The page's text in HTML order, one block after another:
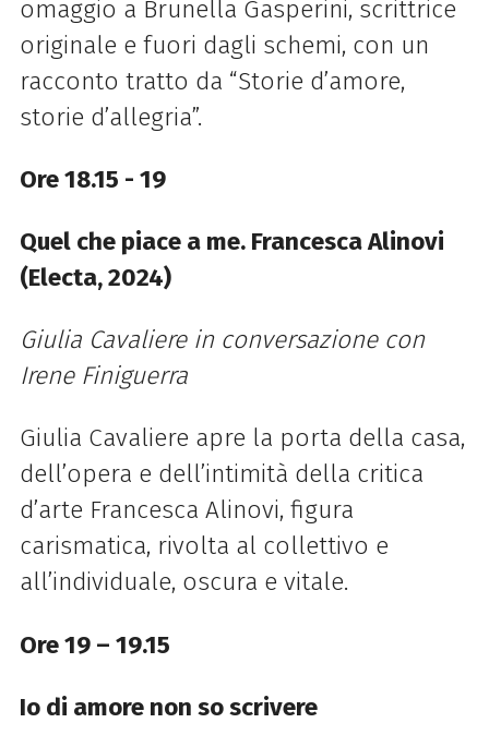
omaggio a Brunella Gasperini, scrittrice
originale e fuori dagli schemi, con un
racconto tratto da “Storie d’amore,
storie d’allegria”.
Ore 18.15 - 19
Quel che piace a me. Francesca Alinovi
(Electa, 2024)
Giulia Cavaliere in conversazione con
Irene Finiguerra
Giulia Cavaliere apre la porta della casa,
dell’opera e dell’intimità della critica
d’arte Francesca Alinovi, figura
carismatica, rivolta al collettivo e
all’individuale, oscura e vitale.
Ore 19 – 19.15
Io di amore non so scrivere